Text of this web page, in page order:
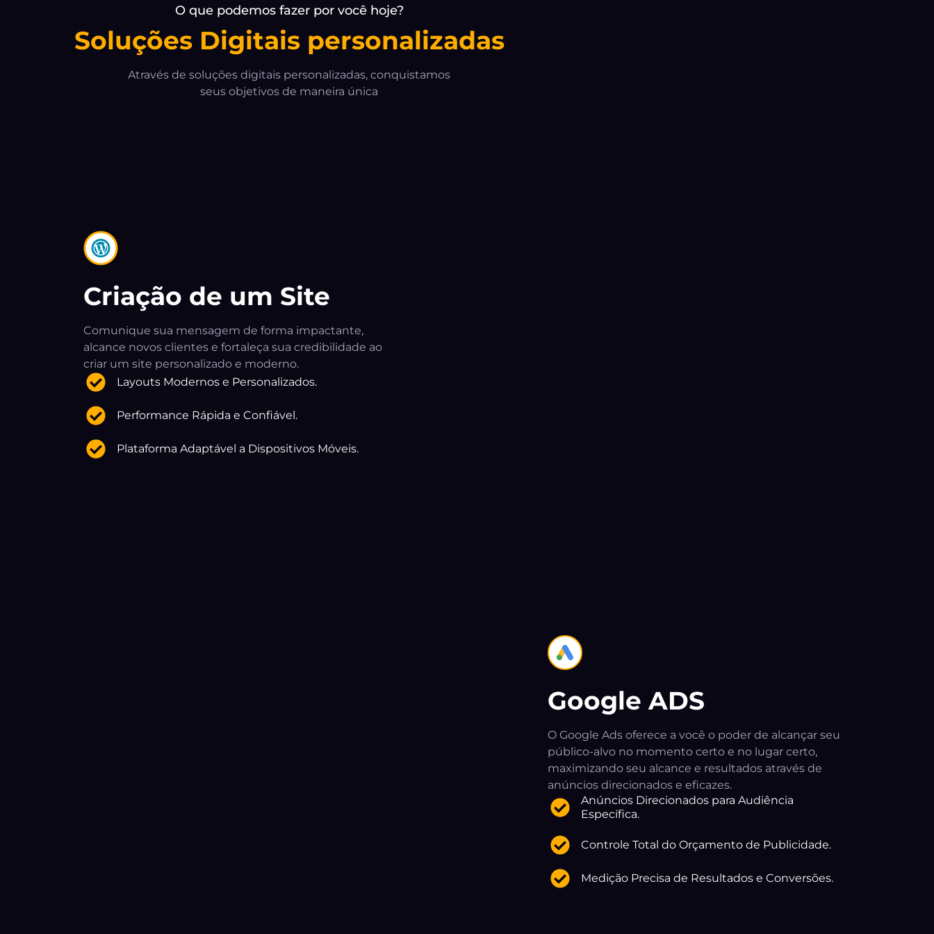
Soluções Digitais personalizadas
Através de soluções digitais personalizadas, conquistamos
seus objetivos de maneira única
Criação de um Site
Comunique sua mensagem de forma impactante,
alcance novos clientes e fortaleça sua credibilidade ao
criar um site personalizado e moderno.
Layouts Modernos e Personalizados.
Performance Rápida e Confiável.
Plataforma Adaptável a Dispositivos Móveis.
Google ADS
O Google Ads oferece a você o poder de alcançar seu
público-alvo no momento certo e no lugar certo,
maximizando seu alcance e resultados através de
anúncios direcionados e eficazes.
Anúncios Direcionados para Audiência
Específica.
Controle Total do Orçamento de Publicidade.
Medição Precisa de Resultados e Conversões.